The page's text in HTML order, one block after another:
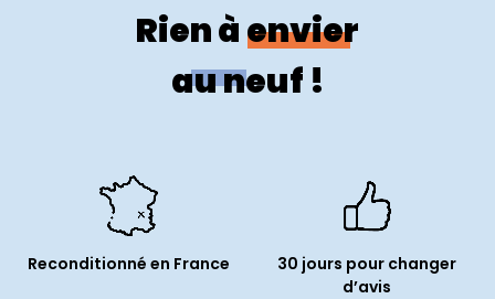
Rien à envier
au neuf !
Reconditionné en France
30 jours pour changer
d’avis